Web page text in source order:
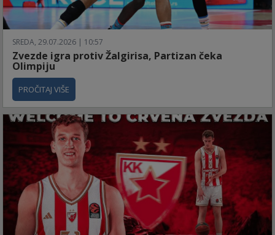
SREDA, 29.07.2026 | 10:57
Zvezde igra protiv Žalgirisa, Partizan čeka
Olimpiju
PROČITAJ VIŠE